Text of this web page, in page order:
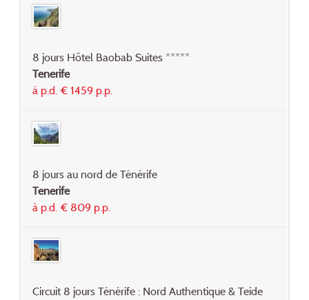
8 jours Hôtel Baobab Suites *****
Tenerife
à p.d. € 1459 p.p.
8 jours au nord de Ténérife
Tenerife
à p.d. € 809 p.p.
Circuit 8 jours Ténérife : Nord Authentique & Teide